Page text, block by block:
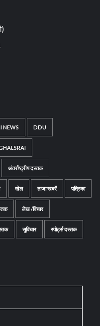
NEWS DDU
अंतर्राष्ट्रीय दस्तक
खेल ताजा खबरें पत्रिका
लेख /विचार
सुविचार स्पोर्ट्स दस्तक